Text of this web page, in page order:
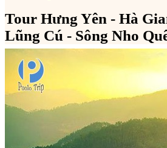
Tour Hưng Yên - Hà
Lũng Cú - Sông Nho